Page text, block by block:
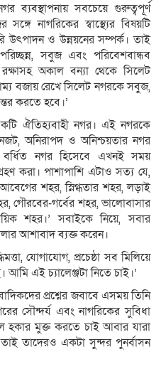
ব্যবস্থাপনায় সবচেয়ে গুরুত্বপূর্ণ
নাগরিকের স্বাস্থ্যের বিষয়টি
উৎপাদন ও উন্নয়নের সম্পর্ক। তাই
সবুজ এবং পরিবেশবান্ধব
অকাল বন্যা থেকে সিলেট
বজায় রেখে সিলেট নগরকে সবুজ,
করতে হবে।’
ঐতিহ্যবাহী নগর। এই নগরকে
অনিরাপদ ও অনিশ্চয়তার নগর
নগর হিসেবে এখনই সময়
করা। পাশাপাশি এটাও সত্য যে,
শহর, স্নিগ্ধতার শহর, লড়াই
গৌরবের-গর্বের শহর, ভালোবাসার
শহর।’ সবাইকে নিয়ে, সবার
আশাবাদ ব্যক্ত করেন।
যোগাযোগ, প্রচেষ্ঠা সব মিলিয়ে
এই চ্যালেঞ্জটা নিতে চাই।’
প্রশ্নের জবাবে এসময় তিনি
সৌন্দর্য এবং নাগরিকের সুবিধা
হকার মুক্ত করতে চাই আবার যারা
তাদেরও একটা সুন্দর পুনর্বাসন